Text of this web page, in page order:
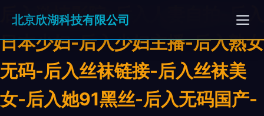
后入激情影院-后入人妻自拍-后入
日本少妇-后入少妇主播-后入熟女
无码-后入丝袜链接-后入丝袜美
女-后入她91黑丝-后入无码国产-
北京欣湖科技有限公司